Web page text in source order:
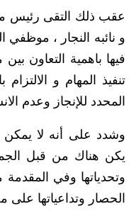
عقب ذلك التقى رئيس
و نائبه النجار ، موظفي
فيها باهمية التعاون
تنفيذ المهام و
المحدد للإنجاز وعدم
وشدد على أنه لا يمكن
يكن هناك من قبل
وتحدياتها وفي
الحصار وتداعياتها